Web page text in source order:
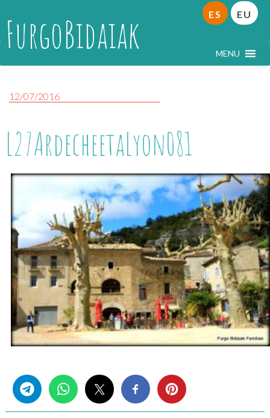
FurgoBidaiak MENU
ES EU
12/07/2016
L27ArdecheetaLyon081